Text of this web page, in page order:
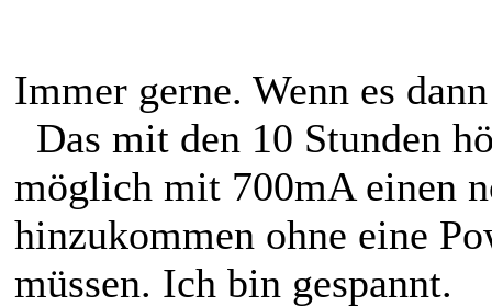
Immer gerne. Wenn es
Das mit den 10 Stunden
möglich mit 700mA einen
hinzukommen ohne eine
müssen. Ich bin gespannt.